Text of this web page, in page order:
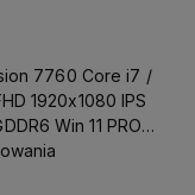
7760 Core i7 /
1920x1080 IPS
Win 11 PRO /